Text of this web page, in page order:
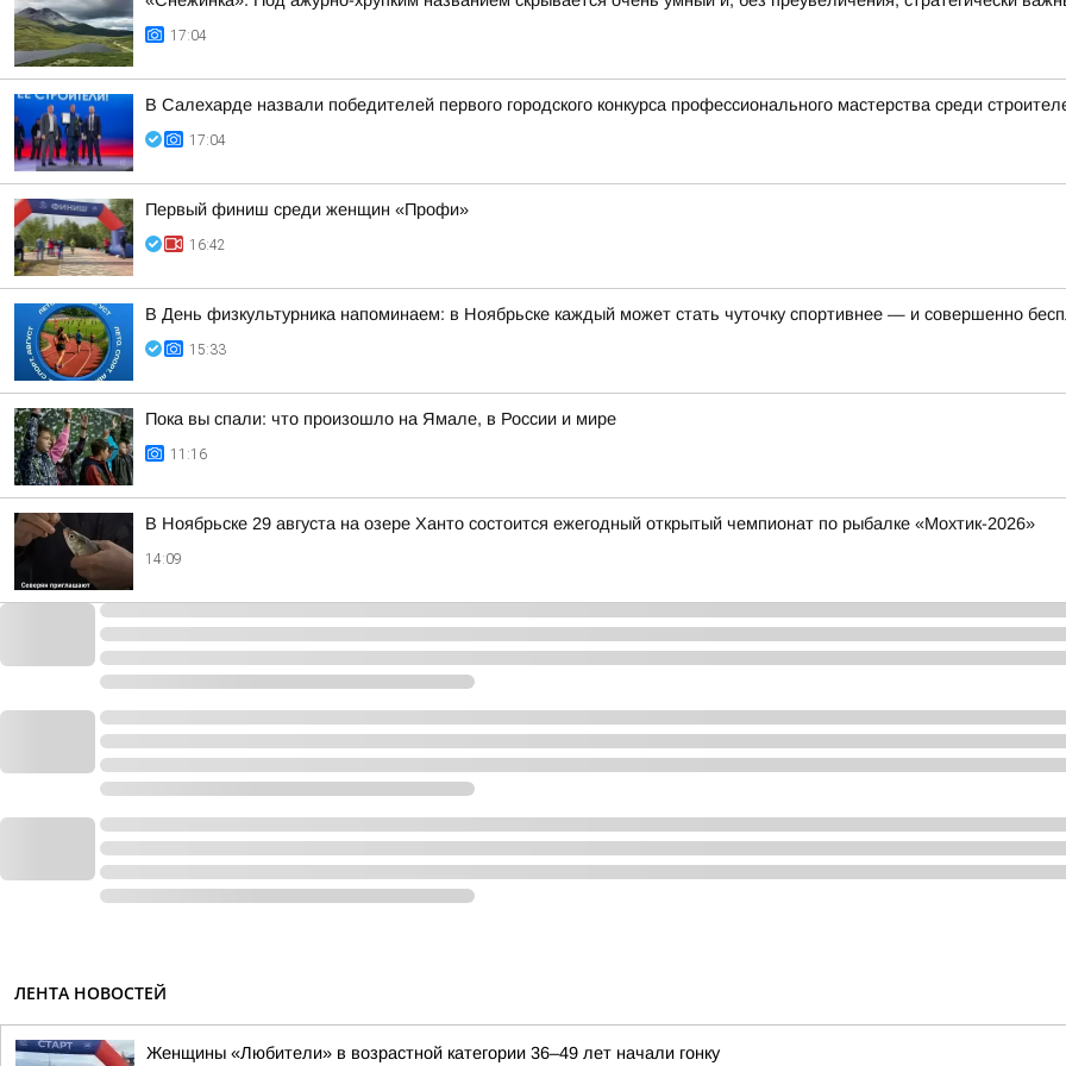
17:04
В Салехарде назвали победителей первого городского конкурса профессионального мастерства среди
17:04
Первый финиш среди женщин «Профи»
16:42
В День физкультурника напоминаем: в Ноябрьске каждый может стать чуточку спортивнее — и совершенно
15:33
Пока вы спали: что произошло на Ямале, в России и мире
11:16
В Ноябрьске 29 августа на озере Ханто состоится ежегодный открытый чемпионат по рыбалке «Мохтик-2026»
14:09
ЛЕНТА НОВОСТЕЙ
Женщины «Любители» в возрастной категории 36–49 лет начали гонку